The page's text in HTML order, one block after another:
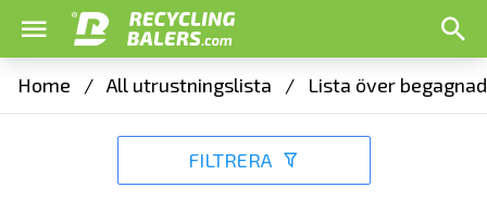
Home / All utrustningslista / Lista över
FILTRERA